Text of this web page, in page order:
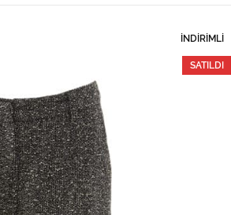
İNDIRIMLI
SATILDI